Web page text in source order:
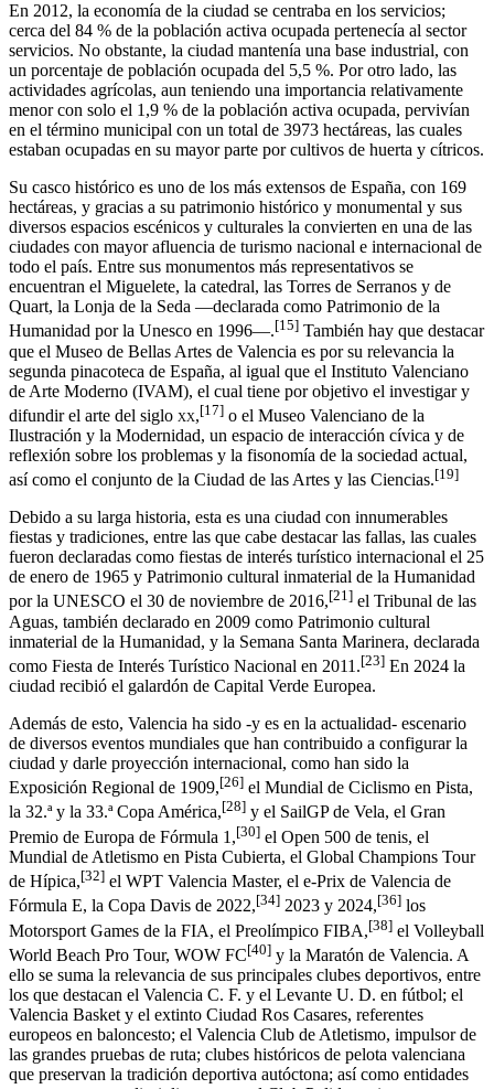
En 2012, la economía de la ciudad se centraba en los servicios;
cerca del 84 % de la población activa ocupada pertenecía al sector
servicios. No obstante, la ciudad mantenía una base industrial, con
un porcentaje de población ocupada del 5,5 %. Por otro lado, las
actividades agrícolas, aun teniendo una importancia relativamente
menor con solo el 1,9 % de la población activa ocupada, pervivían
en el término municipal con un total de 3973 hectáreas, las cuales
estaban ocupadas en su mayor parte por cultivos de huerta y cítricos.​
Su casco histórico es uno de los más extensos de España, con 169
hectáreas,​ y gracias a su patrimonio histórico y monumental y sus
diversos espacios escénicos y culturales la convierten en una de las
ciudades con mayor afluencia de turismo nacional e internacional de
todo el país. Entre sus monumentos más representativos se
encuentran el Miguelete, la catedral, las Torres de Serranos y de
Quart, la Lonja de la Seda —declarada como Patrimonio de la
Humanidad por la Unesco en 1996—.[15] ​ También hay que destacar
que el Museo de Bellas Artes de Valencia es por su relevancia la
segunda pinacoteca de España,​ al igual que el Instituto Valenciano
de Arte Moderno (IVAM), el cual tiene por objetivo el investigar y
difundir el arte del siglo xx,[17] ​ o el Museo Valenciano de la
Ilustración y la Modernidad, un espacio de interacción cívica y de
reflexión sobre los problemas y la fisonomía de la sociedad actual,​
así como el conjunto de la Ciudad de las Artes y las Ciencias.[19]
Debido a su larga historia, esta es una ciudad con innumerables
fiestas y tradiciones, entre las que cabe destacar las fallas, las cuales
fueron declaradas como fiestas de interés turístico internacional el 25
de enero de 1965​ y Patrimonio cultural inmaterial de la Humanidad
por la UNESCO el 30 de noviembre de 2016,[21] ​ el Tribunal de las
Aguas, también declarado en 2009 como Patrimonio cultural
inmaterial de la Humanidad,​ y la Semana Santa Marinera, declarada
como Fiesta de Interés Turístico Nacional en 2011.[23] ​ En 2024 la
ciudad recibió el galardón de Capital Verde Europea.​
Además de esto, Valencia ha sido -y es en la actualidad- escenario
de diversos eventos mundiales que han contribuido a configurar la
ciudad y darle proyección internacional, como han sido la
Exposición Regional de 1909,​[26] ​ el Mundial de Ciclismo en Pista,
la 32.ª​ y la 33.ª Copa América,[28] ​ y el SailGP de Vela,​ el Gran
Premio de Europa de Fórmula 1,[30] ​ el Open 500 de tenis,​ el
Mundial de Atletismo en Pista Cubierta, el Global Champions Tour
de Hípica,[32] ​ el WPT Valencia Master, el e-Prix de Valencia de
Fórmula E,​ la Copa Davis de 2022,[34] ​ 2023​ y 2024,[36] ​ los
Motorsport Games de la FIA,​ el Preolímpico FIBA,[38] ​ el Volleyball
World Beach Pro Tour,​ WOW FC[40] ​ y la Maratón de Valencia.​ A
ello se suma la relevancia de sus principales clubes deportivos, entre
los que destacan el Valencia C. F. y el Levante U. D. en fútbol; el
Valencia Basket y el extinto Ciudad Ros Casares, referentes
europeos en baloncesto; el Valencia Club de Atletismo, impulsor de
las grandes pruebas de ruta; clubes históricos de pelota valenciana
que preservan la tradición deportiva autóctona; así como entidades